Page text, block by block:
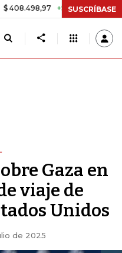
+$ 8.753,81 +2,19%
SUSCRÍBASE
Gaza en
viaje de
Unidos
de 2025